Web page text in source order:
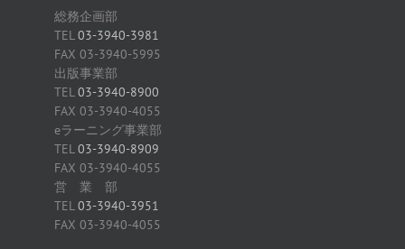
総務企画部
TEL03-3940-3981
FAX 03-3940-5995
出版事業部
TEL03-3940-8900
FAX 03-3940-4055
eラーニング事業部
TEL03-3940-8909
FAX 03-3940-4055
営 業 部
TEL03-3940-3951
FAX 03-3940-4055